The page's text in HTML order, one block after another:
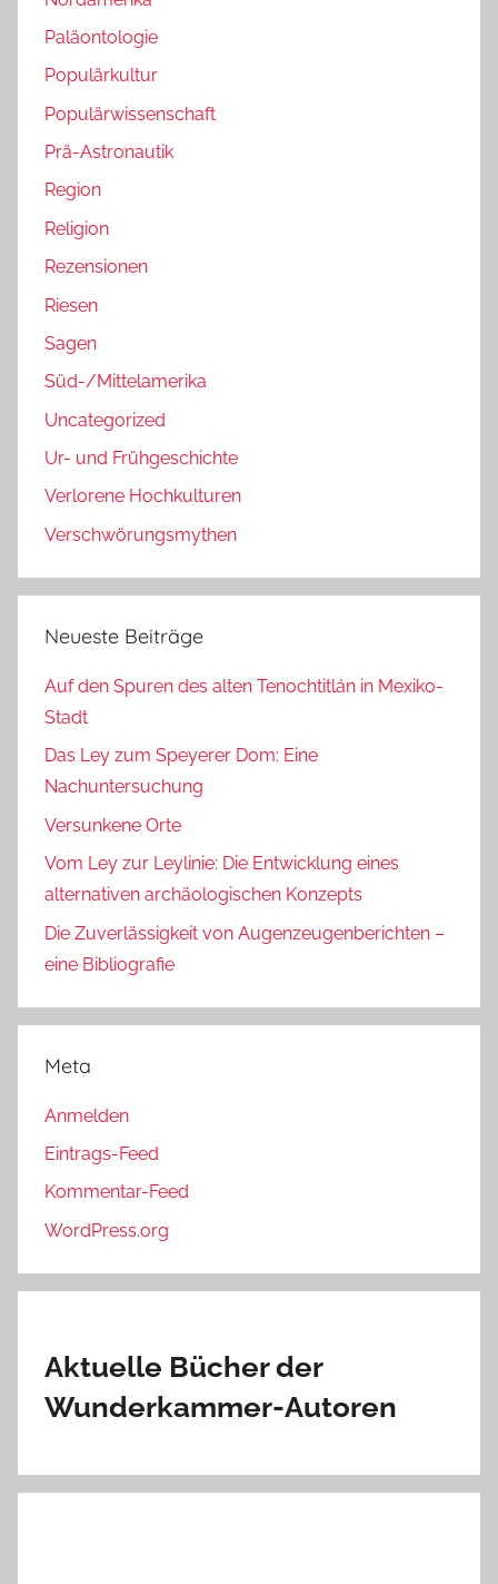
Paläontologie
Populärkultur
Populärwissenschaft
Prä-Astronautik
Region
Religion
Rezensionen
Riesen
Sagen
Süd-/Mittelamerika
Uncategorized
Ur- und Frühgeschichte
Verlorene Hochkulturen
Verschwörungsmythen
Neueste Beiträge
Auf den Spuren des alten Tenochtitlán in Mexiko-
Stadt
Das Ley zum Speyerer Dom: Eine
Nachuntersuchung
Versunkene Orte
Vom Ley zur Leylinie: Die Entwicklung eines
alternativen archäologischen Konzepts
Die Zuverlässigkeit von Augenzeugenberichten –
eine Bibliografie
Meta
Anmelden
Eintrags-Feed
Kommentar-Feed
WordPress.org
Aktuelle Bücher der
Wunderkammer-Autoren